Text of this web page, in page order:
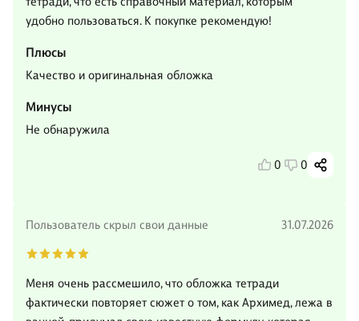
удобно пользоваться. К покупке рекомендую!
Плюсы
Качество и оригинальная обложка
Минусы
Не обнаружила
0 0
Пользователь скрыл свои данные 31.07.2026
Меня очень рассмешило, что обложка тетради
фактически повторяет сюжет о том, как Архимед, лежа в